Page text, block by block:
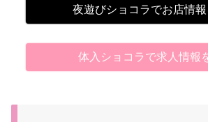
夜遊びショコラでお店情報
体入ショコラで求人情報